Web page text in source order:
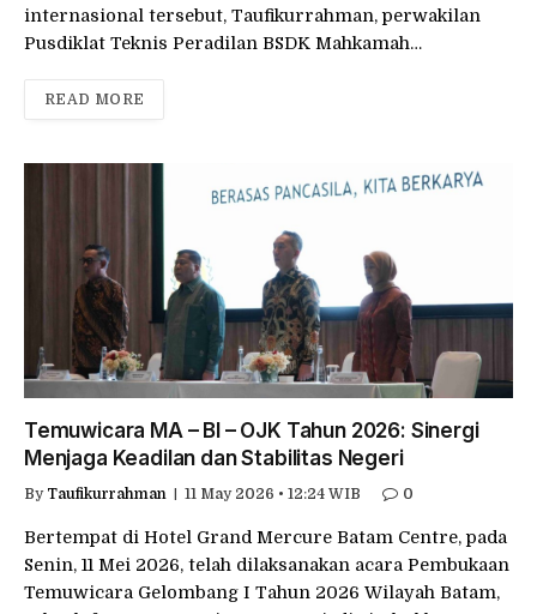
internasional tersebut, Taufikurrahman, perwakilan
Pusdiklat Teknis Peradilan BSDK Mahkamah…
READ MORE
Temuwicara MA – BI – OJK Tahun 2026: Sinergi
Menjaga Keadilan dan Stabilitas Negeri
By Taufikurrahman 11 May 2026 • 12:24 WIB 0
Bertempat di Hotel Grand Mercure Batam Centre, pada
Senin, 11 Mei 2026, telah dilaksanakan acara Pembukaan
Temuwicara Gelombang I Tahun 2026 Wilayah Batam,